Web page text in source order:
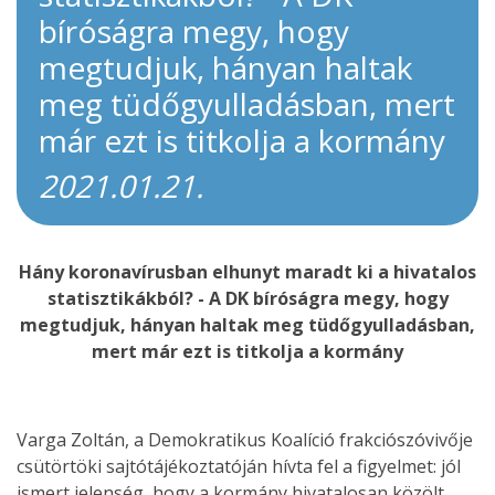
bíróságra megy, hogy
megtudjuk, hányan haltak
meg tüdőgyulladásban, mert
már ezt is titkolja a kormány
2021.01.21.
Hány koronavírusban elhunyt maradt ki a hivatalos
statisztikákból? - A DK bíróságra megy, hogy
megtudjuk, hányan haltak meg tüdőgyulladásban,
mert már ezt is titkolja a kormány
Varga Zoltán, a Demokratikus Koalíció frakciószóvivője
csütörtöki sajtótájékoztatóján hívta fel a figyelmet: jól